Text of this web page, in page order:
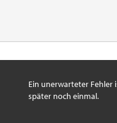
Ein unerwarteter Fehler
später noch einmal.